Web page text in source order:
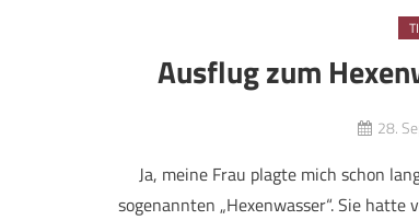
Ausflug zum
28.
Ja, meine Frau plagte mich schon
sogenannten „Hexenwasser“. Sie